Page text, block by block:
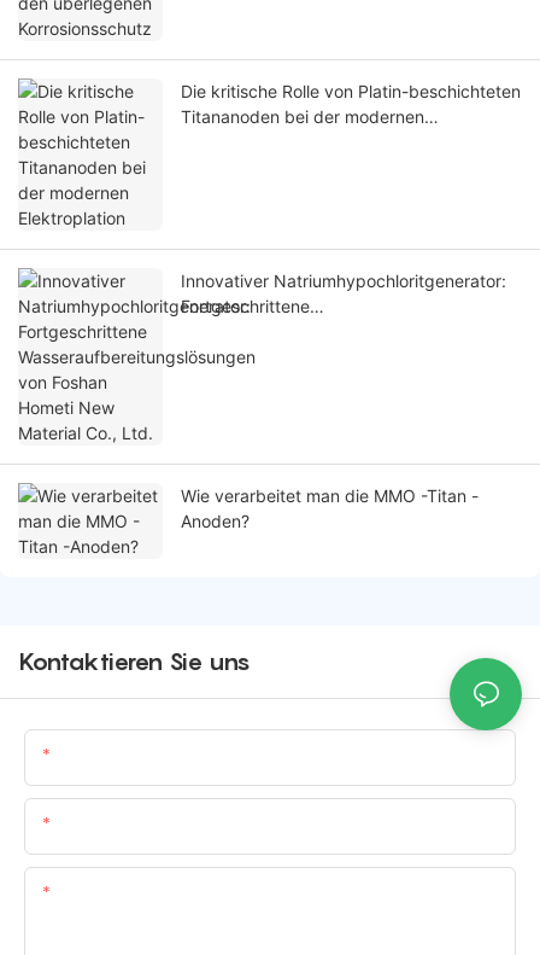
Die kritische Rolle von Platin-beschichteten
Titananoden bei der modernen
Innovativer Natriumhypochloritgenerator:
Fortgeschrittene
Hometi New Material Co., Ltd.
Wie verarbeitet man die MMO -Titan -
Anoden?
Kontaktieren Sie uns